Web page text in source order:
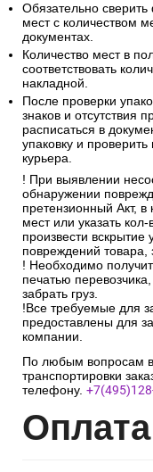
Обязательно сверить
мест с количеством
документах.
Количество мест в
соответствовать
накладной.
После проверки
знаков и отсутствия
расписаться в
упаковку и
курьера.
! При выявлении
обнаружении
претензионный Акт, в
мест или указать
произвести вскрытие
повреждений
! Необходимо
печатью
забрать груз.
!Все требуемые для
предоставлены для
компании.
По любым вопросам
транспортировки
телефону.
Оплата